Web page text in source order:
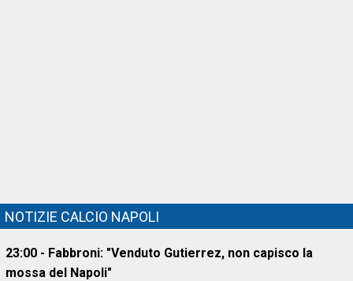
NOTIZIE CALCIO NAPOLI
23:00 - Fabbroni: "Venduto Gutierrez, non capisco la
mossa del Napoli"